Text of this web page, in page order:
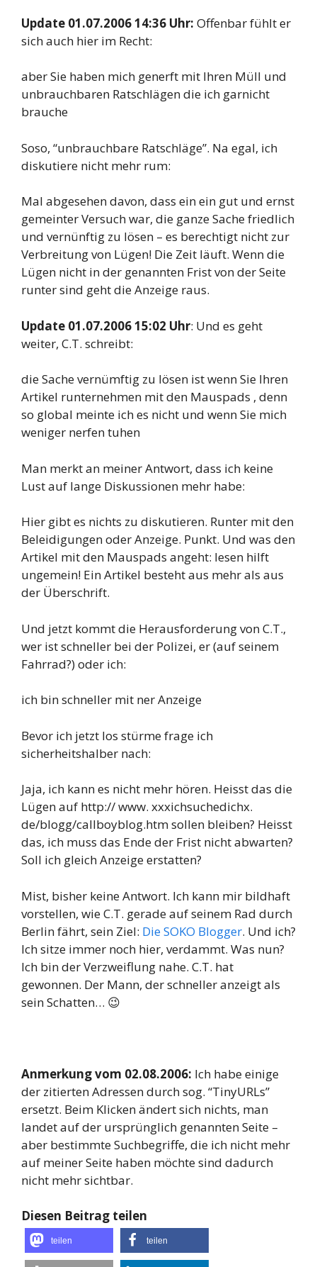
Update 01.07.2006 14:36 Uhr: Offenbar fühlt er
sich auch hier im Recht:
aber Sie haben mich generft mit Ihren Müll und
unbrauchbaren Ratschlägen die ich garnicht
brauche
Soso, “unbrauchbare Ratschläge”. Na egal, ich
diskutiere nicht mehr rum:
Mal abgesehen davon, dass ein ein gut und ernst
gemeinter Versuch war, die ganze Sache friedlich
und vernünftig zu lösen – es berechtigt nicht zur
Verbreitung von Lügen! Die Zeit läuft. Wenn die
Lügen nicht in der genannten Frist von der Seite
runter sind geht die Anzeige raus.
Update 01.07.2006 15:02 Uhr: Und es geht
weiter, C.T. schreibt:
die Sache vernümftig zu lösen ist wenn Sie Ihren
Artikel runternehmen mit den Mauspads , denn
so global meinte ich es nicht und wenn Sie mich
weniger nerfen tuhen
Man merkt an meiner Antwort, dass ich keine
Lust auf lange Diskussionen mehr habe:
Hier gibt es nichts zu diskutieren. Runter mit den
Beleidigungen oder Anzeige. Punkt. Und was den
Artikel mit den Mauspads angeht: lesen hilft
ungemein! Ein Artikel besteht aus mehr als aus
der Überschrift.
Und jetzt kommt die Herausforderung von C.T.,
wer ist schneller bei der Polizei, er (auf seinem
Fahrrad?) oder ich:
ich bin schneller mit ner Anzeige
Bevor ich jetzt los stürme frage ich
sicherheitshalber nach:
Jaja, ich kann es nicht mehr hören. Heisst das die
Lügen auf http:// www. xxxichsuchedichx.
de/blogg/callboyblog.htm sollen bleiben? Heisst
das, ich muss das Ende der Frist nicht abwarten?
Soll ich gleich Anzeige erstatten?
Mist, bisher keine Antwort. Ich kann mir bildhaft
vorstellen, wie C.T. gerade auf seinem Rad durch
Berlin fährt, sein Ziel: Die SOKO Blogger. Und ich?
Ich sitze immer noch hier, verdammt. Was nun?
Ich bin der Verzweiflung nahe. C.T. hat
gewonnen. Der Mann, der schneller anzeigt als
sein Schatten… 😉
Anmerkung vom 02.08.2006: Ich habe einige
der zitierten Adressen durch sog. “TinyURLs”
ersetzt. Beim Klicken ändert sich nichts, man
landet auf der ursprünglich genannten Seite –
aber bestimmte Suchbegriffe, die ich nicht mehr
auf meiner Seite haben möchte sind dadurch
nicht mehr sichtbar.
Diesen Beitrag teilen
teilen teilen